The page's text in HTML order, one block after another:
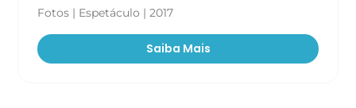
Fotos | Espetáculo | 2017
Saiba Mais